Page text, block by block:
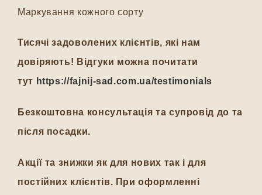
Маркування кожного сорту
Тисячі задоволених клієнтів, які нам
довіряють! Відгуки можна почитати
тут https://fajnij-sad.com.ua/testimonials
Безкоштовна консультація та супровід до та
після посадки.
Акції та знижки як для нових так і для
постійних клієнтів. При оформленні